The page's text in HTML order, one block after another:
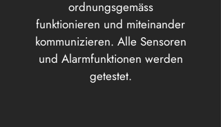
ordnungsgemäss
funktionieren und miteinander
kommunizieren. Alle Sensoren
und Alarmfunktionen werden
getestet.